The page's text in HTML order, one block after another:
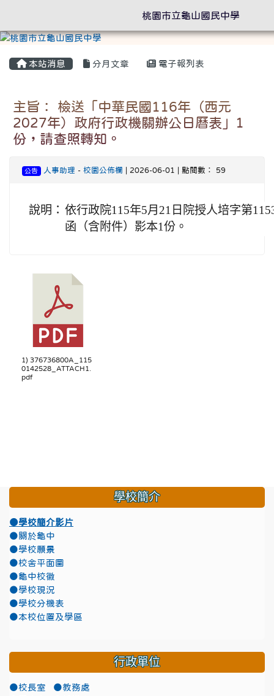
本站消息 分月文章 電子報列表
主旨： 檢送「中華民國116年（西元
2027年）政府行政機關辦公日曆表」1
份，請查照轉知。
公告 人事助理 - 校園公佈欄 | 2026-06-01 | 點閱數： 59
說明： 依行政院115年5月21日院授人培字第
函（含附件）影本1份。
1) 376736800A_115
0142528_ATTACH1.
pdf
學校簡介
●學校簡介影片
●關於龜中
●學校願景
●校舍平面圖
●龜中校徽
●學校現況
●學校分機表
●本校位置及學區
行政單位
●校長室
●教務處
桃園市立龜山國民中學